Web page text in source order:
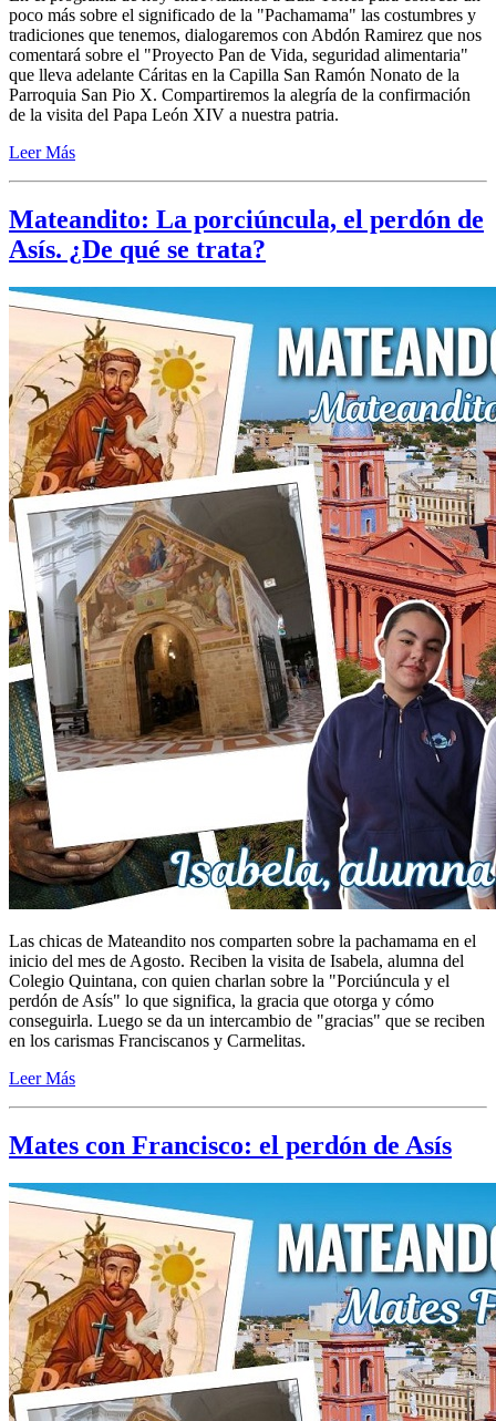
poco más sobre el significado de la "Pachamama" las costumbres y
tradiciones que tenemos, dialogaremos con Abdón Ramirez que nos
comentará sobre el "Proyecto Pan de Vida, seguridad alimentaria"
que lleva adelante Cáritas en la Capilla San Ramón Nonato de la
Parroquia San Pio X. Compartiremos la alegría de la confirmación
de la visita del Papa León XIV a nuestra patria.
Leer Más
Mateandito: La porciúncula, el perdón de
Asís. ¿De qué se trata?
Las chicas de Mateandito nos comparten sobre la pachamama en el
inicio del mes de Agosto. Reciben la visita de Isabela, alumna del
Colegio Quintana, con quien charlan sobre la "Porciúncula y el
perdón de Asís" lo que significa, la gracia que otorga y cómo
conseguirla. Luego se da un intercambio de "gracias" que se reciben
en los carismas Franciscanos y Carmelitas.
Leer Más
Mates con Francisco: el perdón de Asís